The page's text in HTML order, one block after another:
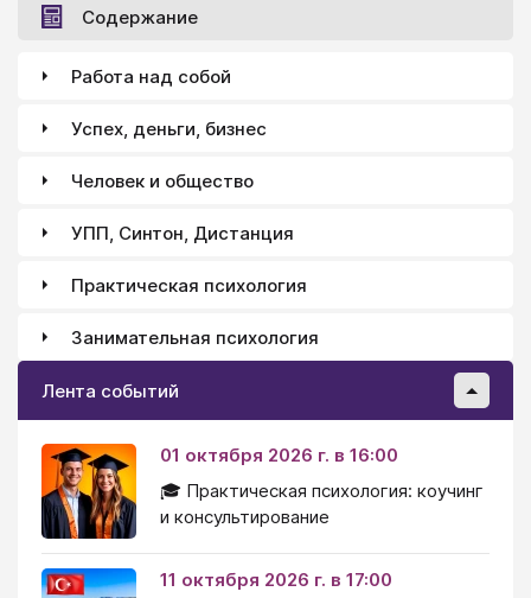
Содержание
Работа над собой
Успех, деньги, бизнес
Человек и общество
УПП, Синтон, Дистанция
Практическая психология
Занимательная психология
Лента событий
01 октября 2026 г. в 16:00
🎓 Практическая психология: коучинг
и консультирование
11 октября 2026 г. в 17:00